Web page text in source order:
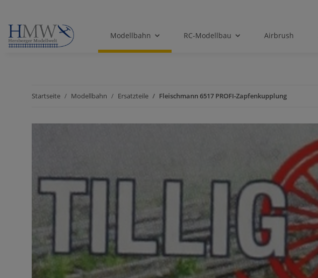
Modellbahn RC-Modellbau Airbrush
Startseite Modellbahn Ersatzteile Fleischmann 6517 PROFI-Zapfenkupplung